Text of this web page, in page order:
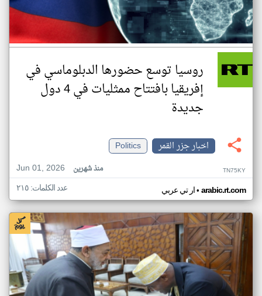
روسيا توسع حضورها الدبلوماسي في
إفريقيا بافتتاح ممثليات في 4 دول
جديدة
اخبار جزر القمر
Politics
Jun 01, 2026
منذ شهرين TN75KY
ار تي عربي• arabic.rt.com عدد الكلمات: ٢١٥